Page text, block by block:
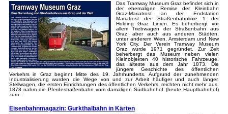
Das Tramway Museum Graz befindet sich in
der ehemaligen Remise der Kleinbahn
Graz-Mariatrost an der Endstation
Mariatrost der Straßenbahnlinie 1 der
Holding Graz Linien. Es beherbergt vor
allem Triebwagen der Straßenbahn aus
Graz, aber auch aus anderen Städten,
unter anderem Wien, Amsterdam und New
York City. Der Verein Tramway Museum
Graz wurde 1971 gegründet. Zur Zeit
beherbergt das Museum neben vielen
Kleinobjekten 40 historische Fahrzeuge,
das älteste aus dem Jahr 1873. Die
jüngere Geschichte des öffentlichen
Verkehrs in Graz beginnt Mitte des 19. Jahrhunderts. Aufgrund der zunehmenden
Industrialisierung wurden die Wege von und zur Arbeit häufiger und auch länger.
Stellwagen, die ersten Einrichtungen des öffentlichen Verkehrs, reichten nicht mehr aus.
1878 nahm die Pferdestraßenbahn vom damaligen Südbahnhof (heute Hauptbahnhof)
zum ...
Eisenbahnmagazin: Gurkthalbahn in Kärten